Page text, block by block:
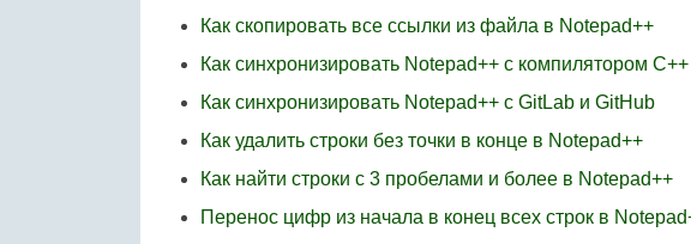
Как скопировать все ссылки из файла в Notepad++
Как синхронизировать Notepad++ с компилятором
Как синхронизировать Notepad++ с GitLab и GitHub
Как удалить строки без точки в конце в Notepad++
Как найти строки с 3 пробелами и более в Notepad++
Перенос цифр из начала в конец всех строк в